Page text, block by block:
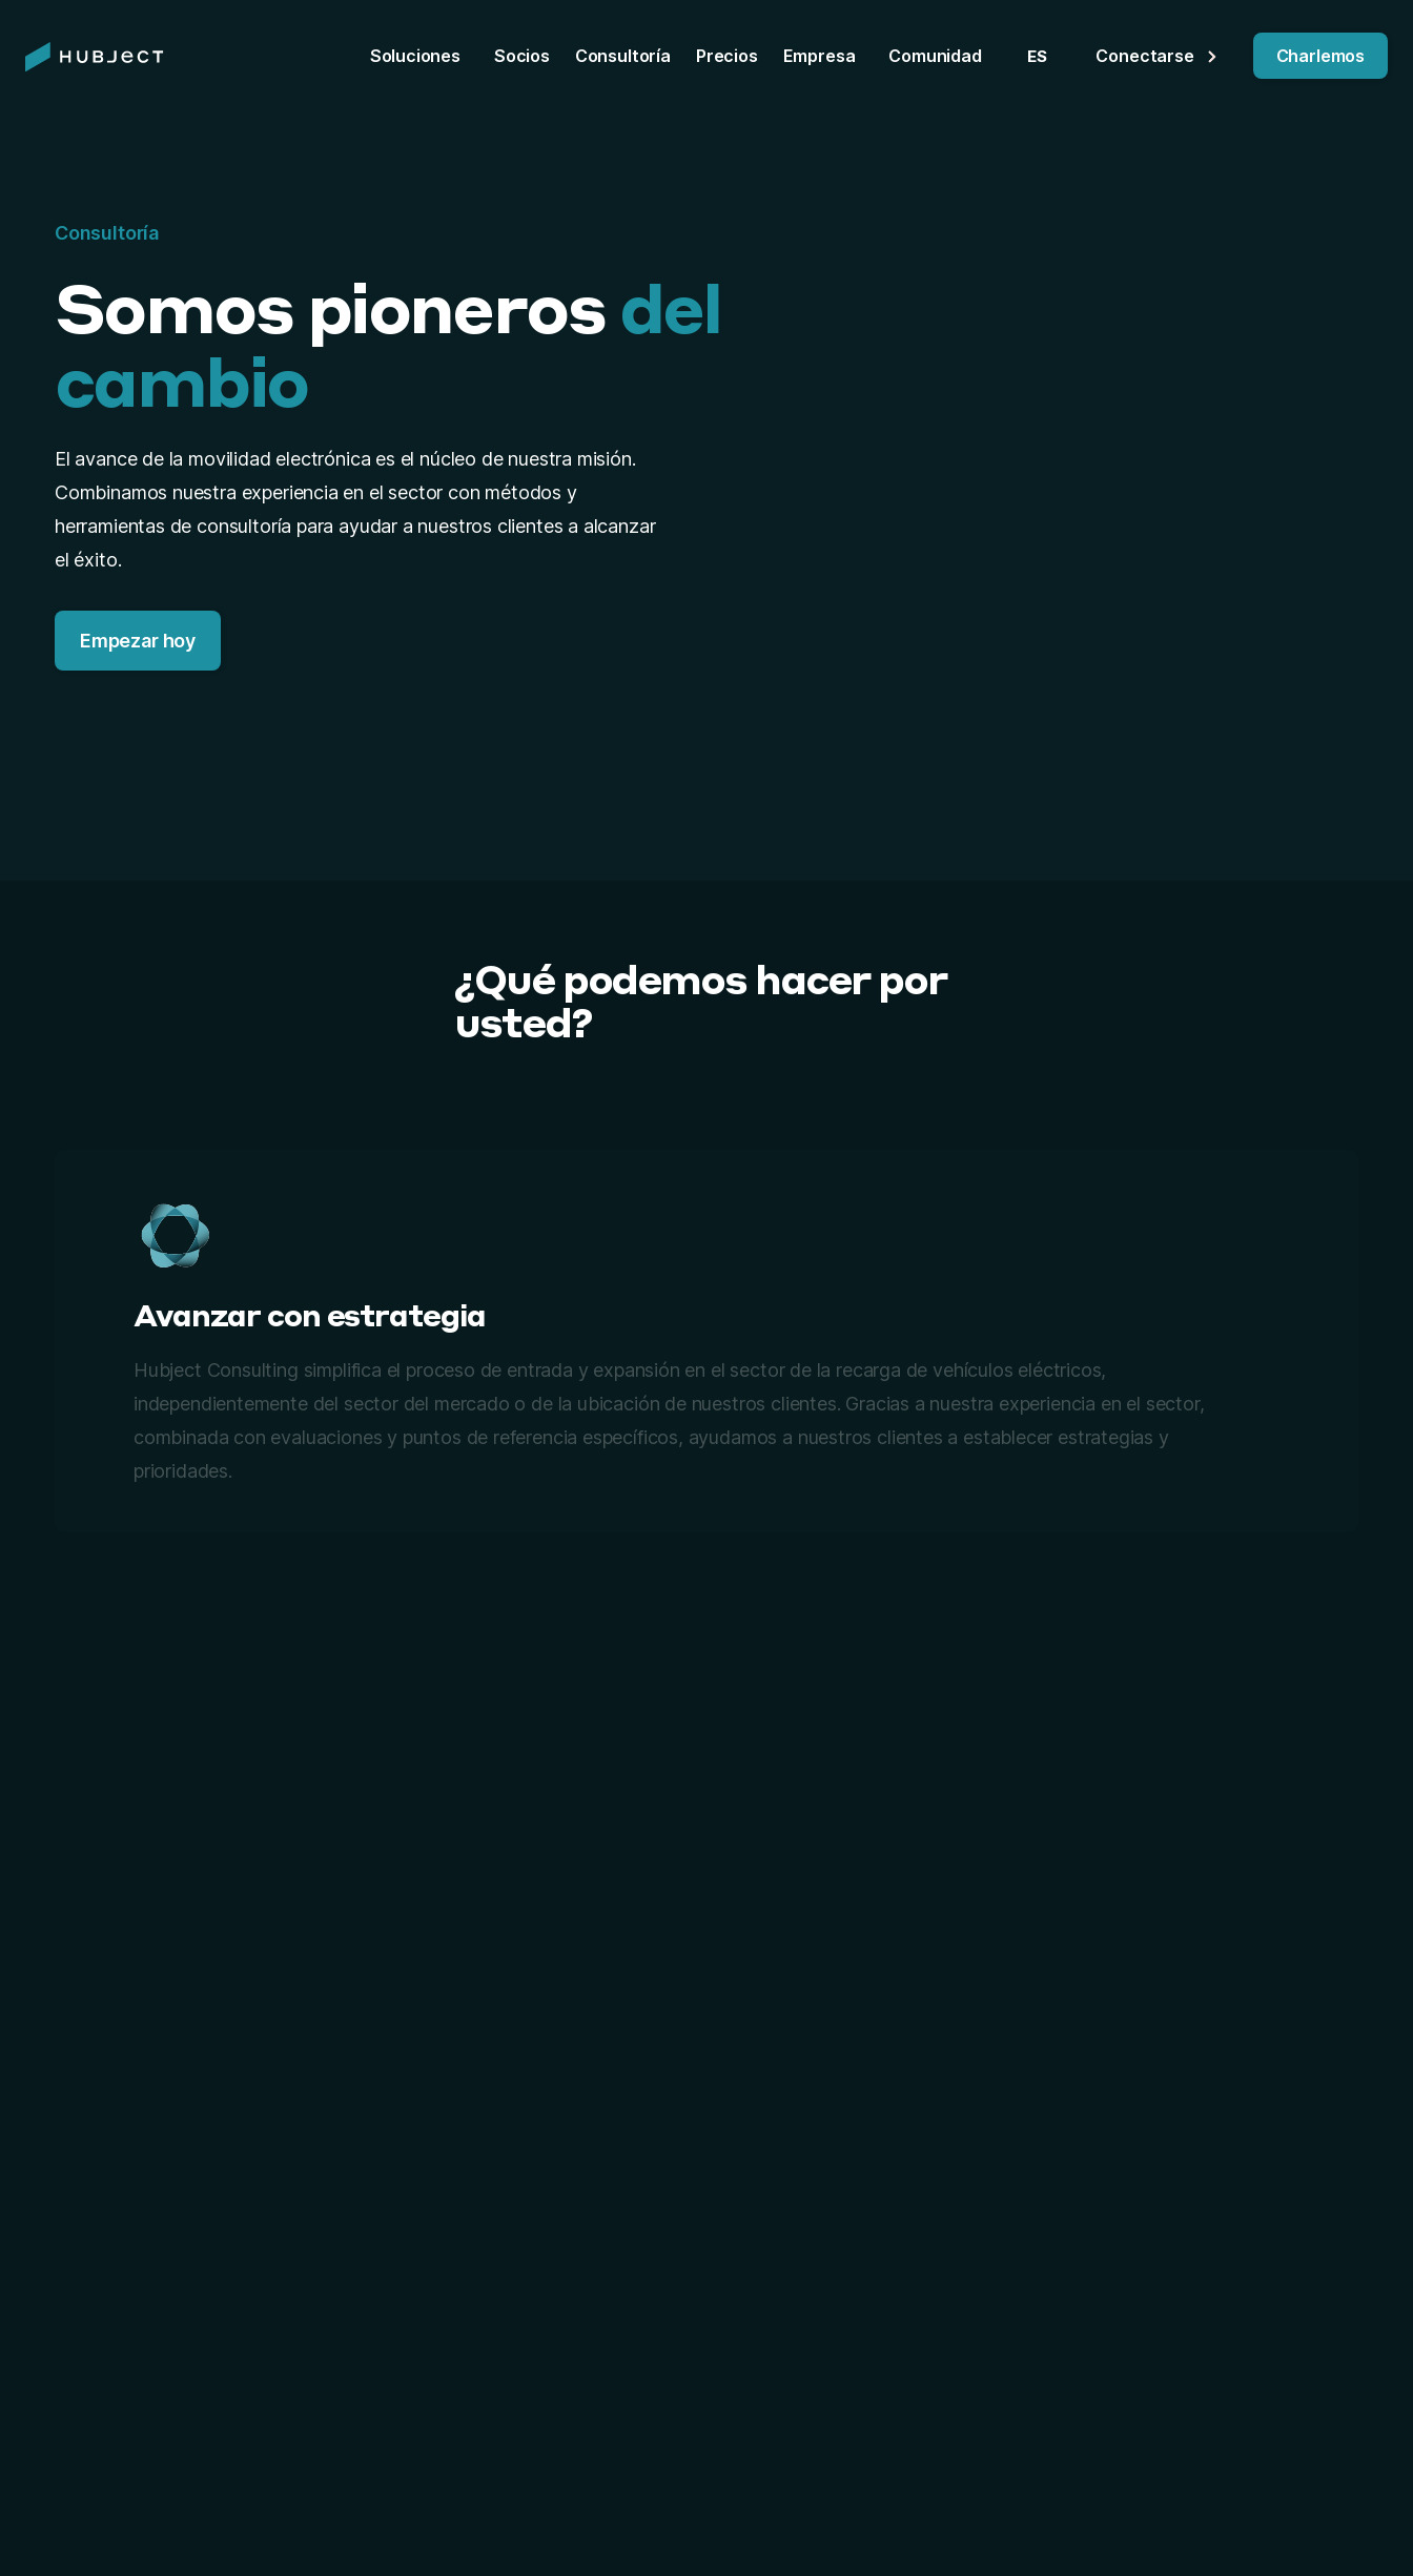
Soluciones Socios Consultoría Precios Empresa Comunidad ES Conectarse Charlemos
Consultoría
Somos pioneros del
cambio
El avance de la movilidad electrónica es el núcleo de nuestra misión.
Combinamos nuestra experiencia en el sector con métodos y
herramientas de consultoría para ayudar a nuestros clientes a alcanzar
el éxito.
Empezar hoy
¿Qué podemos hacer por
usted?
Avanzar con estrategia
Hubject Consulting simplifica el proceso de entrada y expansión en el sector de la recarga de vehículos eléctricos,
independientemente del sector del mercado o de la ubicación de nuestros clientes. Gracias a nuestra experiencia en el sector,
combinada con evaluaciones y puntos de referencia específicos, ayudamos a nuestros clientes a establecer estrategias y
prioridades.